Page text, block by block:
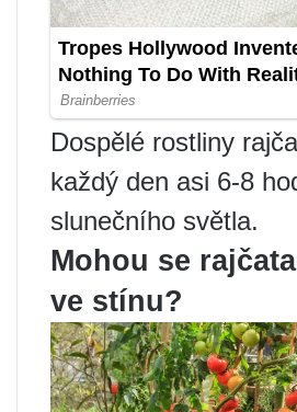
Dospělé rostliny
každý den asi 6-8
slunečního světla.
Mohou se
ve stínu?